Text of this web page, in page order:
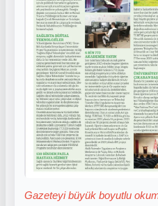
Gazeteyi büyük boyutlu